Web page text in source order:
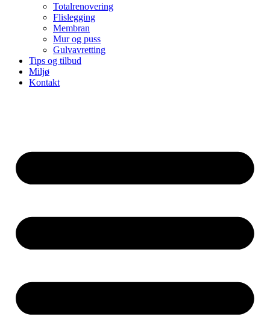
Totalrenovering
Flislegging
Membran
Mur og puss
Gulvavretting
Tips og tilbud
Miljø
Kontakt